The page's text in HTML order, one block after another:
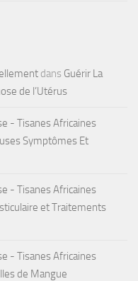
dans Guérir La
de l’Utérus
- Tisanes Africaines
Symptômes Et
- Tisanes Africaines
et Traitements
- Tisanes Africaines
de Mangue